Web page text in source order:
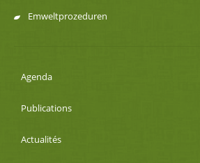
Emweltprozeduren
Agenda
Publications
Actualités